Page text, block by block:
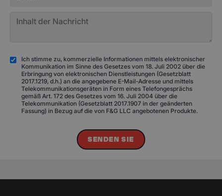
Ich stimme zu, kommerzielle Informationen mittels elektronischer
Kommunikation im Sinne des Gesetzes vom 18. Juli 2002 über die
Erbringung von elektronischen Dienstleistungen (Gesetzblatt
2017.1219, d.h.) an die angegebene E-Mail-Adresse und mittels
Telekommunikationsgeräten in Form eines Telefongesprächs
gemäß Art. 172 des Gesetzes vom 16. Juli 2004 über die
Telekommunikation (Gesetzblatt 2017.1907 in der geänderten
Fassung) in Bezug auf die von F&G LLC angebotenen Produkte.
SENDEN SIE